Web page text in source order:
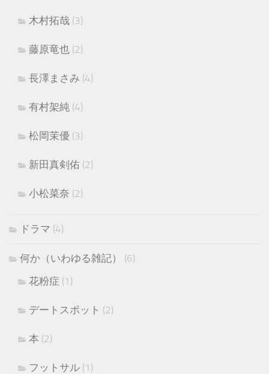
木村拓哉 (3)
藤原竜也 (2)
長澤まさみ (4)
有村架純 (4)
松岡茉優 (3)
新田真剣佑 (2)
小松菜奈 (2)
ドラマ (4)
何か（いわゆる雑記）
(6)
花粉症 (1)
デートスポット (2)
本 (2)
フットサル (1)